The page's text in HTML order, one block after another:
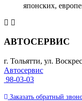
японских,
АВТОСЕРВИС
г. Тольятти, ул.
Автосервис
98-03-03
Заказать обратный